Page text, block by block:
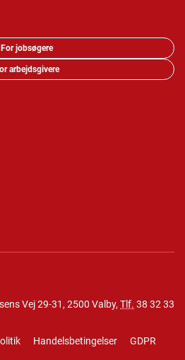
For jobsøgere
arbejdsgivere
Vej 29-31, 2500 Valby, Tlf. 38 32 33
Handelsbetingelser
GDPR